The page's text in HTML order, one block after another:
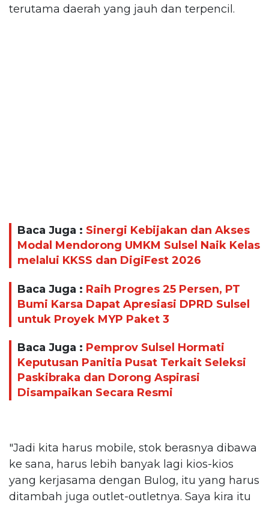
terutama daerah yang jauh dan terpencil.
Baca Juga : Sinergi Kebijakan dan Akses
Modal Mendorong UMKM Sulsel Naik Kelas
melalui KKSS dan DigiFest 2026
Baca Juga : Raih Progres 25 Persen, PT
Bumi Karsa Dapat Apresiasi DPRD Sulsel
untuk Proyek MYP Paket 3
Baca Juga : Pemprov Sulsel Hormati
Keputusan Panitia Pusat Terkait Seleksi
Paskibraka dan Dorong Aspirasi
Disampaikan Secara Resmi
"Jadi kita harus mobile, stok berasnya dibawa
ke sana, harus lebih banyak lagi kios-kios
yang kerjasama dengan Bulog, itu yang harus
ditambah juga outlet-outletnya. Saya kira itu